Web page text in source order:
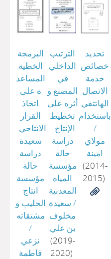
البرمجة
الخطية
المساعد
ة على
اتخاذ
القرار
الانتاجي -
سعيدة
دراسة
حالة
مؤسسة
انتاج
الحليب و
مشتقاته
/
نزعي
فاطمة
الترتيب
الداخلي
في
المصنع و
أثره على
تخطيط
الإنتاج -
دراسة
حالة
مؤسسة
المياه
المعدنية
سعيدة /
مخلوف
بن علي
(2019-
2020)
تحديد
خصائص
خدمة
الاتصال
الهاتتفي
باستخدام
/
مولاي
امينة
(2014-
2015)